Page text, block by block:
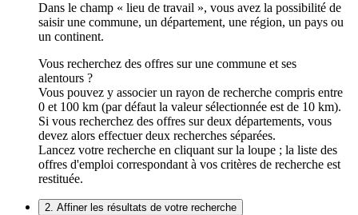
Dans le champ « lieu de travail », vous avez la possibilité de
saisir une commune, un département, une région, un pays ou
un continent.
Vous recherchez des offres sur une commune et ses
alentours ?
Vous pouvez y associer un rayon de recherche compris entre
0 et 100 km (par défaut la valeur sélectionnée est de 10 km).
Si vous recherchez des offres sur deux départements, vous
devez alors effectuer deux recherches séparées.
Lancez votre recherche en cliquant sur la loupe ; la liste des
offres d'emploi correspondant à vos critères de recherche est
restituée.
2. Affiner les résultats de votre recherche